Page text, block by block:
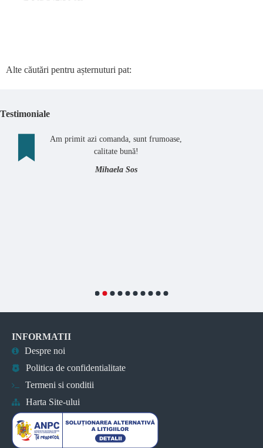
Alte căutări pentru așternuturi pat:
Testimoniale
Am primit azi comanda, sunt frumoase,
calitate bună!
Mihaela Sos
INFORMATII
Despre noi
Politica de confidentialitate
Termeni si conditii
Harta Site-ului